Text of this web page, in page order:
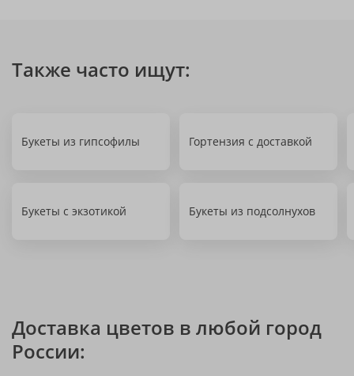
Также часто ищут:
Букеты из гипсофилы Гортензия с доставкой
Букеты с экзотикой Букеты из подсолнухов
Доставка цветов в любой город
России: